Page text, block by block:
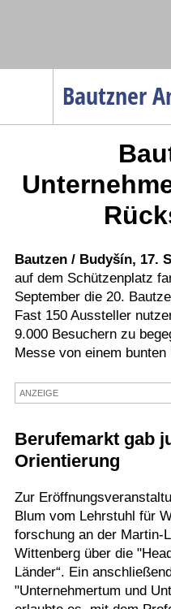
Bautzner
Gesellschaft
Verkehr
Gesundheit
Kultur
Sport
Termine
Bautzen / Budyšín, 17.
auf dem Schützenplatz
September die 20.
Fast 150 Aussteller
9.000 Besuchern zu
Messe von einem
ANZEIGE
Berufemarkt gab
Orientierung
Zur
Blum vom Lehrstuhl für
forschung an der Martin-
Wittenberg über die
Länder“. Ein
"Unternehmertum und